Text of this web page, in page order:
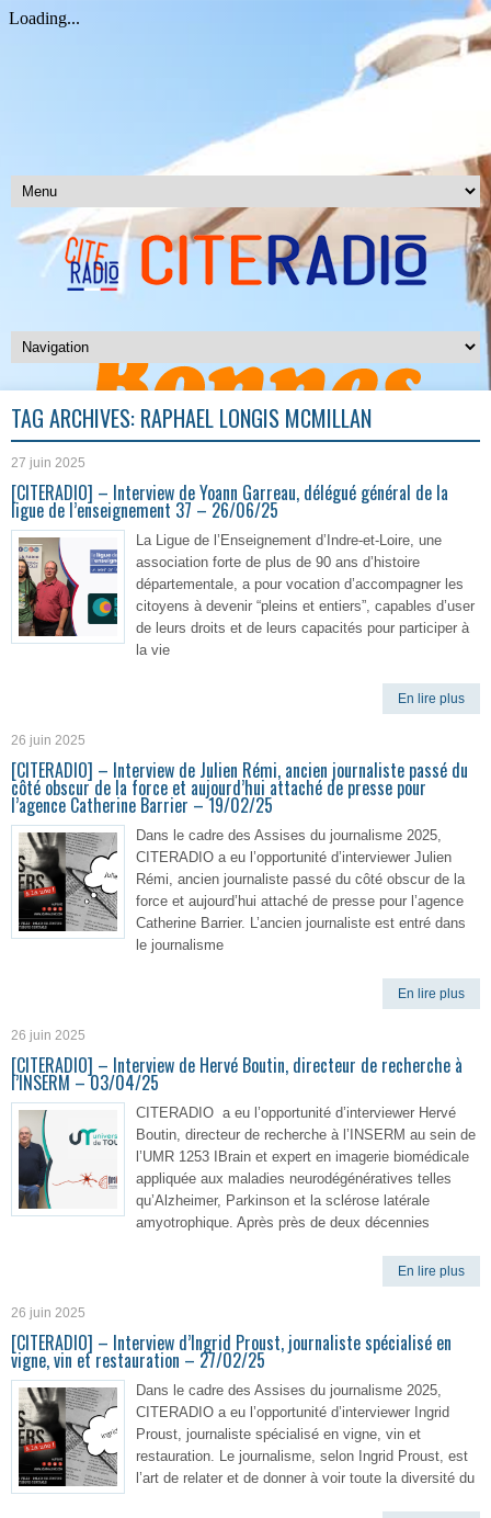
TAG ARCHIVES: RAPHAËL LONGIS MCMILLAN
27 juin 2025
[CITERADIO] – Interview de Yoann Garreau, délégué général de la
ligue de l’enseignement 37 – 26/06/25
La Ligue de l’Enseignement d’Indre-et-Loire, une
association forte de plus de 90 ans d’histoire
départementale, a pour vocation d’accompagner les
citoyens à devenir “pleins et entiers”, capables d’user
de leurs droits et de leurs capacités pour participer à
la vie
En lire plus
26 juin 2025
[CITERADIO] – Interview de Julien Rémi, ancien journaliste passé du
côté obscur de la force et aujourd’hui attaché de presse pour
l’agence Catherine Barrier – 19/02/25
Dans le cadre des Assises du journalisme 2025,
CITERADIO a eu l’opportunité d’interviewer Julien
Rémi, ancien journaliste passé du côté obscur de la
force et aujourd’hui attaché de presse pour l’agence
Catherine Barrier. L’ancien journaliste est entré dans
le journalisme
En lire plus
26 juin 2025
[CITERADIO] – Interview de Hervé Boutin, directeur de recherche à
l’INSERM – 03/04/25
CITERADIO a eu l’opportunité d’interviewer Hervé
Boutin, directeur de recherche à l’INSERM au sein de
l’UMR 1253 IBrain et expert en imagerie biomédicale
appliquée aux maladies neurodégénératives telles
qu’Alzheimer, Parkinson et la sclérose latérale
amyotrophique. Après près de deux décennies
En lire plus
26 juin 2025
[CITERADIO] – Interview d’Ingrid Proust, journaliste spécialisé en
vigne, vin et restauration – 27/02/25
Dans le cadre des Assises du journalisme 2025,
CITERADIO a eu l’opportunité d’interviewer Ingrid
Proust, journaliste spécialisé en vigne, vin et
restauration. Le journalisme, selon Ingrid Proust, est
l’art de relater et de donner à voir toute la diversité du